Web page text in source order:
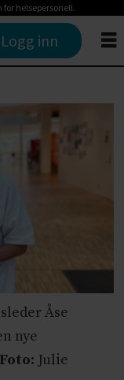
helsepersonell.
Logg inn
Åse
nye
Foto: Julie